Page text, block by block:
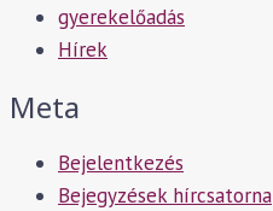
gyerekelőadás
Hírek
Meta
Bejelentkezés
Bejegyzések hírcsatorna